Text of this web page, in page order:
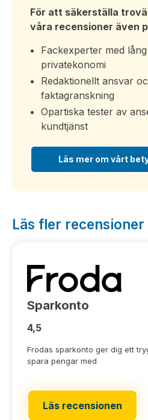
För att säkerställa
våra recensioner även
Fackexperter med
privatekonomi
Redaktionellt ansvar
faktagranskning
Opartiska tester av
kundtjänst
Läs mer om vårt
Läs fler recensioner
Sparkonto
4,5
Frodas sparkonto ger dig ett
spara pengar med
Läs recensionen